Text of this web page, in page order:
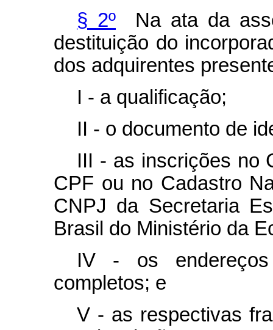
§ 2º
Na ata da
destituição do
dos adquirentes
I - a qualificação;
II - o documento de
III - as inscrições no
CPF ou no Cadastro
CNPJ da Secretaria
Brasil do Ministério da
IV - os endereços
completos; e
V - as respectivas